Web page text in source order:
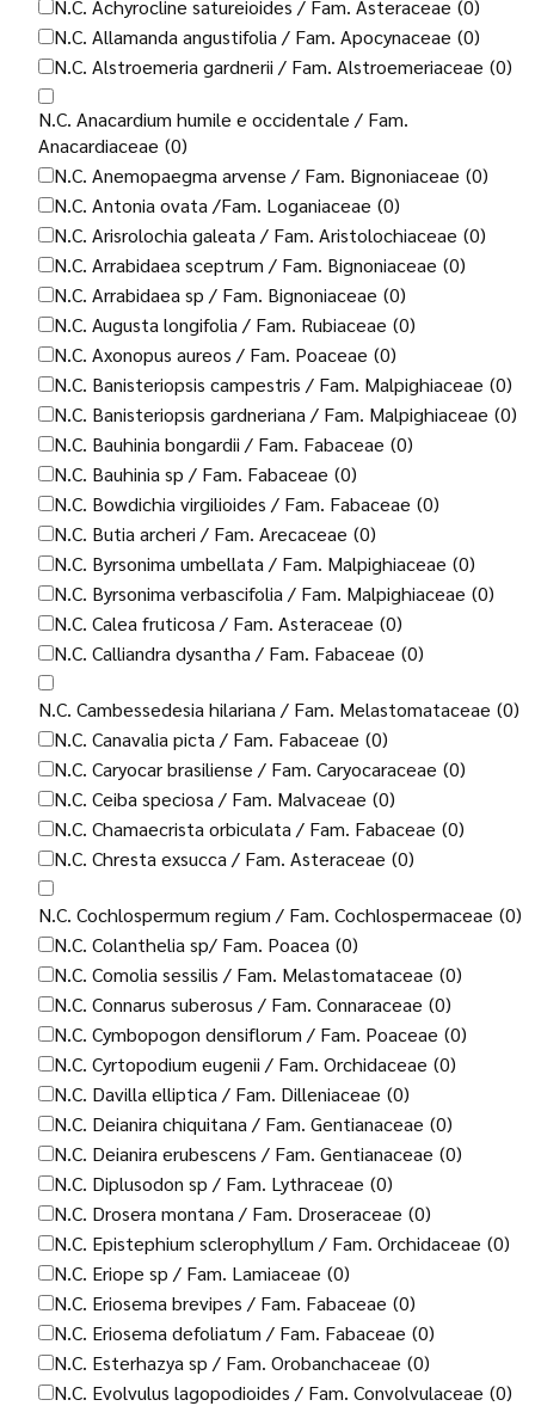
N.C. Achyrocline satureioides / Fam. Asteraceae (0)
N.C. Allamanda angustifolia / Fam. Apocynaceae (0)
N.C. Alstroemeria gardnerii / Fam. Alstroemeriaceae (0)
N.C. Anacardium humile e occidentale / Fam.
Anacardiaceae (0)
N.C. Anemopaegma arvense / Fam. Bignoniaceae (0)
N.C. Antonia ovata /Fam. Loganiaceae (0)
N.C. Arisrolochia galeata / Fam. Aristolochiaceae (0)
N.C. Arrabidaea sceptrum / Fam. Bignoniaceae (0)
N.C. Arrabidaea sp / Fam. Bignoniaceae (0)
N.C. Augusta longifolia / Fam. Rubiaceae (0)
N.C. Axonopus aureos / Fam. Poaceae (0)
N.C. Banisteriopsis campestris / Fam. Malpighiaceae (0)
N.C. Banisteriopsis gardneriana / Fam. Malpighiaceae (0)
N.C. Bauhinia bongardii / Fam. Fabaceae (0)
N.C. Bauhinia sp / Fam. Fabaceae (0)
N.C. Bowdichia virgilioides / Fam. Fabaceae (0)
N.C. Butia archeri / Fam. Arecaceae (0)
N.C. Byrsonima umbellata / Fam. Malpighiaceae (0)
N.C. Byrsonima verbascifolia / Fam. Malpighiaceae (0)
N.C. Calea fruticosa / Fam. Asteraceae (0)
N.C. Calliandra dysantha / Fam. Fabaceae (0)
N.C. Cambessedesia hilariana / Fam. Melastomataceae (0)
N.C. Canavalia picta / Fam. Fabaceae (0)
N.C. Caryocar brasiliense / Fam. Caryocaraceae (0)
N.C. Ceiba speciosa / Fam. Malvaceae (0)
N.C. Chamaecrista orbiculata / Fam. Fabaceae (0)
N.C. Chresta exsucca / Fam. Asteraceae (0)
N.C. Cochlospermum regium / Fam. Cochlospermaceae (0)
N.C. Colanthelia sp/ Fam. Poacea (0)
N.C. Comolia sessilis / Fam. Melastomataceae (0)
N.C. Connarus suberosus / Fam. Connaraceae (0)
N.C. Cymbopogon densiflorum / Fam. Poaceae (0)
N.C. Cyrtopodium eugenii / Fam. Orchidaceae (0)
N.C. Davilla elliptica / Fam. Dilleniaceae (0)
N.C. Deianira chiquitana / Fam. Gentianaceae (0)
N.C. Deianira erubescens / Fam. Gentianaceae (0)
N.C. Diplusodon sp / Fam. Lythraceae (0)
N.C. Drosera montana / Fam. Droseraceae (0)
N.C. Epistephium sclerophyllum / Fam. Orchidaceae (0)
N.C. Eriope sp / Fam. Lamiaceae (0)
N.C. Eriosema brevipes / Fam. Fabaceae (0)
N.C. Eriosema defoliatum / Fam. Fabaceae (0)
N.C. Esterhazya sp / Fam. Orobanchaceae (0)
N.C. Evolvulus lagopodioides / Fam. Convolvulaceae (0)